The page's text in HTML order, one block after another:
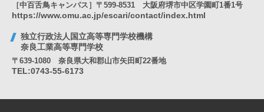
［中百舌鳥キャンパス］〒599-8531 大阪府堺市中区学園町1番1号
https://www.omu.ac.jp/escari/contact/index.html
独立行政法人国立高等専門学校機構
奈良工業高等専門学校
〒639-1080 奈良県大和郡山市矢田町22番地
TEL:0743-55-6173